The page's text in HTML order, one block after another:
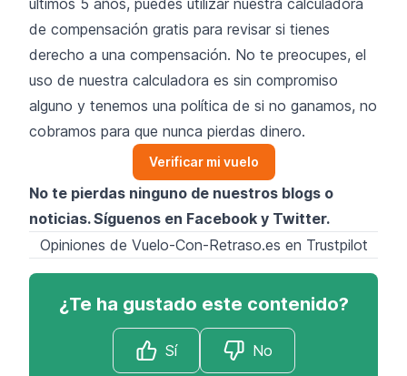
de compensación gratis para revisar si tienes
derecho a una compensación. No te preocupes, el
uso de nuestra calculadora es sin compromiso
alguno y tenemos una política de si no ganamos, no
cobramos para que nunca pierdas dinero.
Verificar mi vuelo
No te pierdas ninguno de nuestros blogs o
noticias. Síguenos en Facebook y Twitter.
Opiniones de Vuelo-Con-Retraso.es en Trustpilot
¿Te ha gustado este contenido?
Sí No